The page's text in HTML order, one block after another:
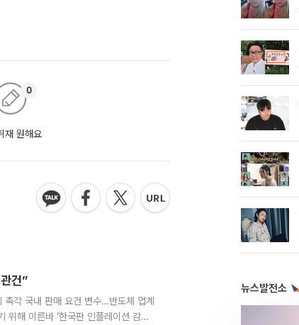
재 원해요
0
건”
각 국내 판매 요건 변수…반도체 업계
위해 이른바 ‘한국판 인플레이션 감축
뉴스발전소